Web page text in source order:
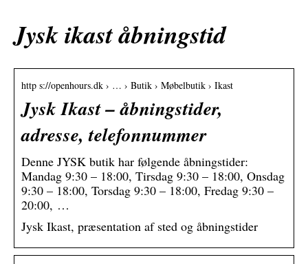
Jysk ikast åbningstid
http s://openhours.dk › … › Butik › Møbelbutik › Ikast
Jysk Ikast – åbningstider,
adresse, telefonnummer
Denne JYSK butik har følgende åbningstider:
Mandag 9:30 – 18:00, Tirsdag 9:30 – 18:00, Onsdag
9:30 – 18:00, Torsdag 9:30 – 18:00, Fredag 9:30 –
20:00, …
Jysk Ikast, præsentation af sted og åbningstider